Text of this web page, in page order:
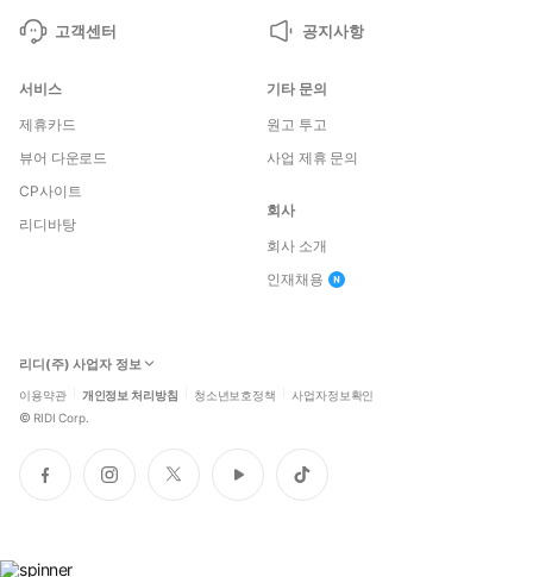
고객센터 공지사항
서비스
제휴카드
뷰어 다운로드
CP사이트
리디바탕
기타 문의
원고 투고
사업 제휴 문의
회사
회사 소개
인재채용
리디(주) 사업자 정보
이용약관 개인정보 처리방침 청소년보호정책 사업자정보확인
© RIDI Corp.
페
이
인
스
트
위
유
튜
틱
톡